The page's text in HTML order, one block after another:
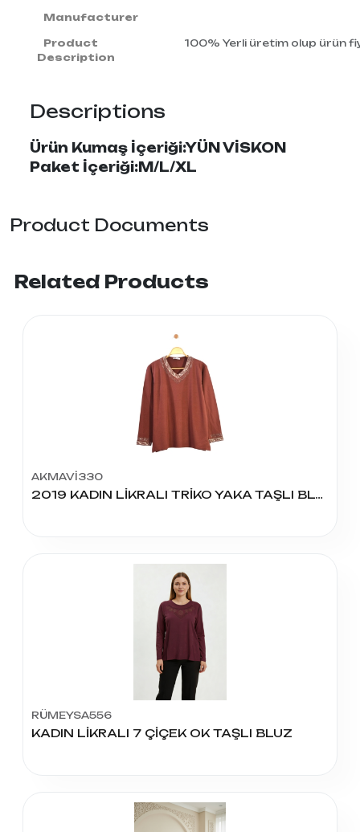
Manufacturer
Product
Description
100% Yerli üretim olup ürün
Descriptions
Ürün Kumaş İçeriği:YÜN VİSKON
Paket İçeriği:M/L/XL
Product Documents
Related Products
AKMAVİ330
2019 KADIN LİKRALI TRİKO YAKA TAŞLI BLUZ
RÜMEYSA556
KADIN LİKRALI 7 ÇİÇEK OK TAŞLI BLUZ